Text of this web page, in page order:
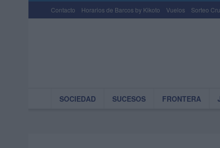
Contacto Horarios de Barcos by Kikoto Vuelos Sorteo
SOCIEDAD SUCESOS FRONTERA